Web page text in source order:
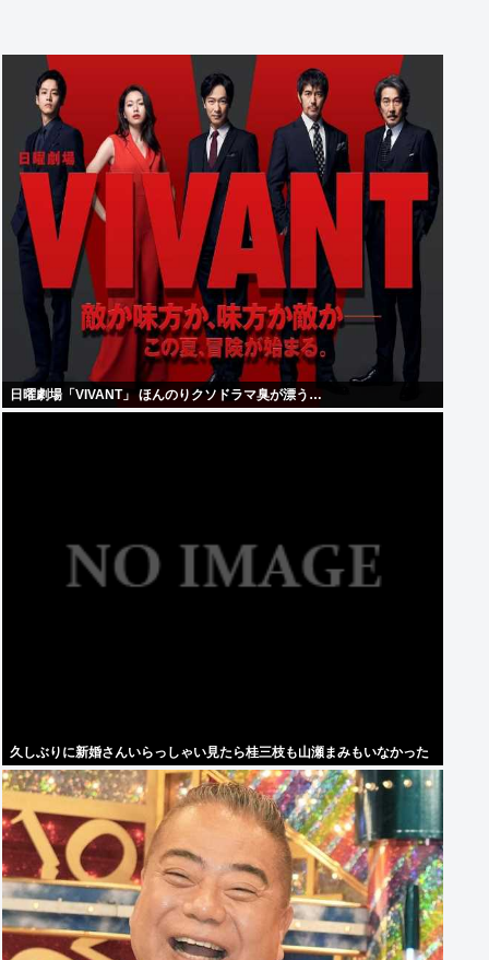
日曜劇場「VIVANT」 ほんのりクソドラマ臭が漂う…
久しぶりに新婚さんいらっしゃい見たら桂三枝も山瀬まみもいなかった